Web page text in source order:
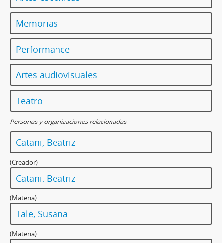
Memorias
Performance
Artes audiovisuales
Teatro
Personas y organizaciones relacionadas
Catani, Beatriz
(Creador)
Catani, Beatriz
(Materia)
Tale, Susana
(Materia)